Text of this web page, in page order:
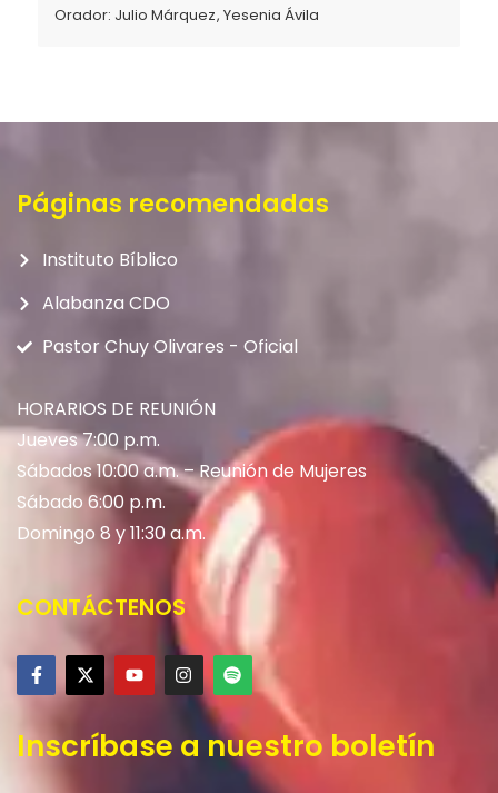
Orador: Julio Márquez,Yesenia Ávila
Páginas recomendadas
Instituto Bíblico
Alabanza CDO
Pastor Chuy Olivares - Oficial
HORARIOS DE REUNIÓN
Jueves 7:00 p.m.
Sábados 10:00 a.m. – Reunión de Mujeres
Sábado 6:00 p.m.
Domingo 8 y 11:30 a.m.
CONTÁCTENOS
Inscríbase a nuestro boletín